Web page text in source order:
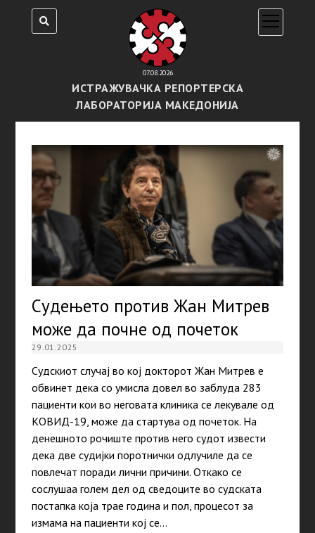
07.08.2026
ИСТРАЖУВАЧКА РЕПОРТЕРСКА
ЛАБОРАТОРИЈА МАКЕДОНИЈА
open
menu
Судењето против Жан Митрев
може да почне од почеток
29.01.2025
Судскиот случај во кој докторот Жан Митрев е
обвинет дека со умисла довел во заблуда 283
пациенти кои во неговата клиника се лекувале од
КОВИД-19, може да стартува од почеток. На
денешното рочиште против него судот извести
дека две судијки поротнички одлучиле да се
повлечат поради лични причини. Откако се
сослушаа голем дел од сведоците во судската
постапка која трае година и пол, процесот за
измама на пациенти кој се…